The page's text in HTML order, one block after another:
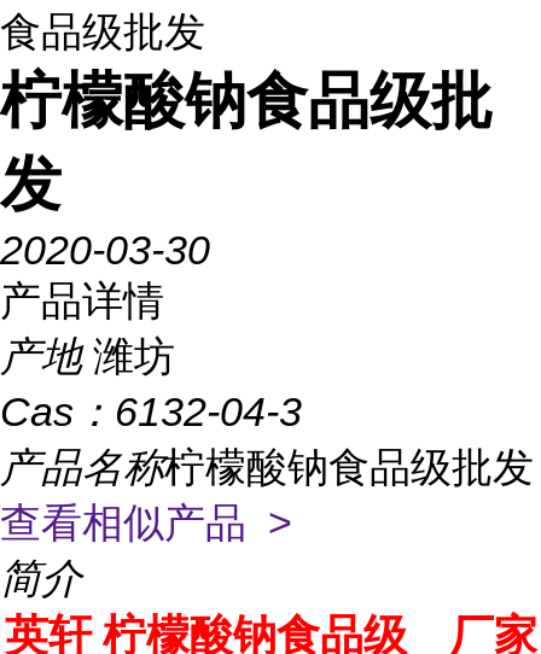
食品级批发
柠檬酸钠食品级批
发
2020-03-30
产品详情
产地 潍坊
Cas： 6132-04-3
产品名称柠檬酸钠食品级批发
查看相似产品 >
简介
英轩 柠檬酸钠食品级 厂家